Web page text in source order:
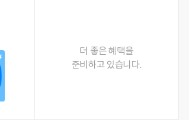
더 좋은 혜택을
준비하고 있습니다.